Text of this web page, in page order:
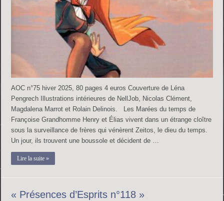
AOC n°75 hiver 2025, 80 pages 4 euros Couverture de Léna
Pengrech Illustrations intérieures de NellJob, Nicolas Clément,
Magdalena Marrot et Rolain Delinois. Les Marées du temps de
Françoise Grandhomme Henry et Élias vivent dans un étrange cloître
sous la surveillance de frères qui vénèrent Zeitos, le dieu du temps.
Un jour, ils trouvent une boussole et décident de …
Lire la suite »
« Présences d’Esprits n°118 »